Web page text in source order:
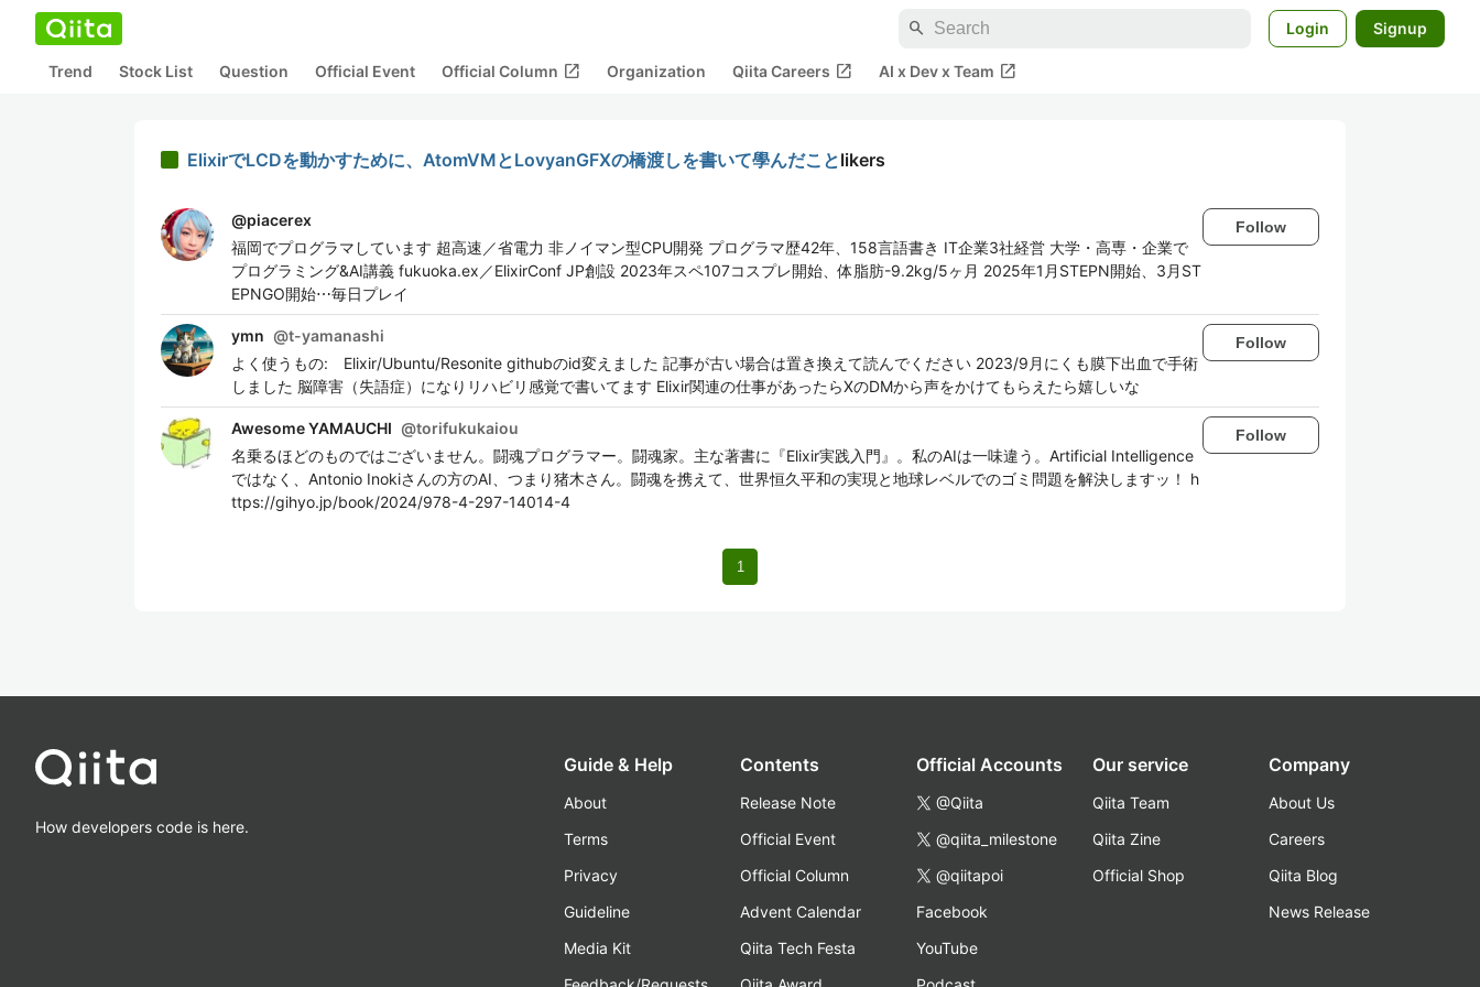
search Login Signup
Trend Stock List Question Official Event Official Column open_in_new Organization Qiita Careers open_in_new AI x Dev x Team open_in_new
ElixirでLCDを動かすために、AtomVMとLovyanGFXの橋渡しを書いて學んだことlikers
@piacerex
福岡でプログラマしています 超高速／省電力 非ノイマン型CPU開発 プログラマ歴42年、158言語書き IT企業3社経営 大学・高専・企業で
プログラミング&AI講義 fukuoka.ex／ElixirConf JP創設 2023年スペ107コスプレ開始、体脂肪-9.2kg/5ヶ月 2025年1月STEPN開始、3月ST
EPNGO開始⋯毎日プレイ
Follow
ymn @t-yamanashi
よく使うもの: Elixir/Ubuntu/Resonite githubのid変えました 記事が古い場合は置き換えて読んでください 2023/9月にくも膜下出血で手術
しました 脳障害（失語症）になりリハビリ感覚で書いてます Elixir関連の仕事があったらXのDMから声をかけてもらえたら嬉しいな
Follow
Awesome YAMAUCHI @torifukukaiou
名乗るほどのものではございません。闘魂プログラマー。闘魂家。主な著書に『Elixir実践入門』。私のAIは一味違う。Artificial Intelligence
ではなく、Antonio Inokiさんの方のAI、つまり猪木さん。闘魂を携えて、世界恒久平和の実現と地球レベルでのゴミ問題を解決しますッ！ h
ttps://gihyo.jp/book/2024/978-4-297-14014-4
Follow
1
How developers code is here.
Guide & Help
About
Terms
Privacy
Guideline
Media Kit
Contents
Release Note
Official Event
Official Column
Advent Calendar
Qiita Tech Festa
Official Accounts
@Qiita
@qiita_milestone
@qiitapoi
Facebook
YouTube
Our service
Qiita Team
Qiita Zine
Official Shop
Company
About Us
Careers
Qiita Blog
News Release